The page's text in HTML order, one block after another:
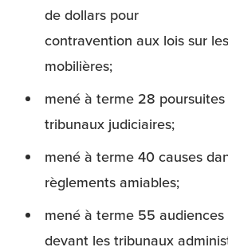
de dollars pour
contravention aux lois sur
mobilières;
mené à terme 28
tribunaux judiciaires;
mené à terme 40 causes
règlements amiables;
mené à terme 55
devant les tribunaux